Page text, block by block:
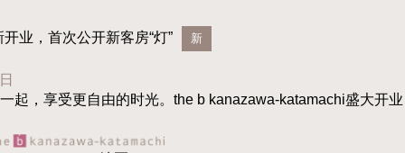
业，首次公开新客房“灯” 新
起，享受更自由的时光。the b kanazawa-katamachi盛大开业